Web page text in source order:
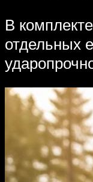
В
отдельных